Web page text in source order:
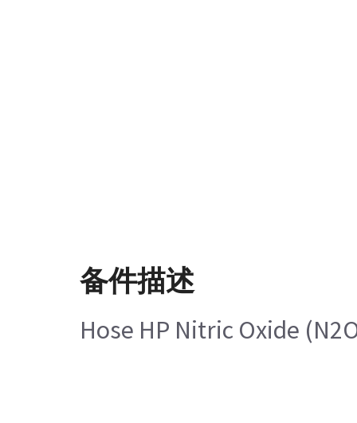
备件描述
Hose HP Nitric Oxide